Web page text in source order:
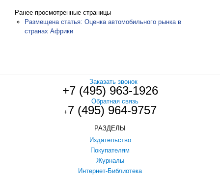
Ранее просмотренные страницы
Размещена статья: Оценка автомобильного рынка в
странах Африки
Заказать звонок
+7 (495) 963-1926
Обратная связь
+7 (495) 964-9757
РАЗДЕЛЫ
Издательство
Покупателям
Журналы
Интернет-Библиотека